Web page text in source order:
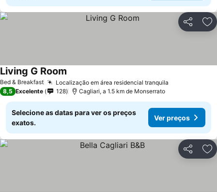
Partilhar
Bed & Breakfast Localização em área residencial tranquila
Living G Room
8,5 Excelente 128 Cagliari, a 1.5 km de Monserrato
Selecione as datas para ver os preços
exatos.
Ver preços
Partilhar